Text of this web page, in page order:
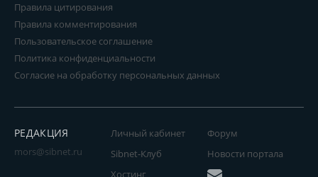
Правила цитирования
Правила комментирования
Пользовательское соглашение
Политика конфиденциальности
Согласие на обработку персональных данных
РЕДАКЦИЯ
mors@sibnet.ru
Личный кабинет
Sibnet-Клуб
Форум
Новости портала
Хостинг